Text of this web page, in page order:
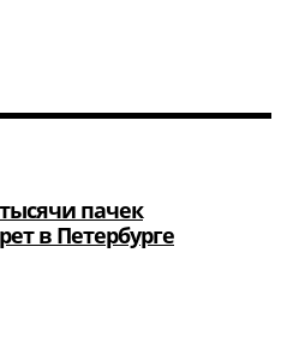
пачек
в Петербурге